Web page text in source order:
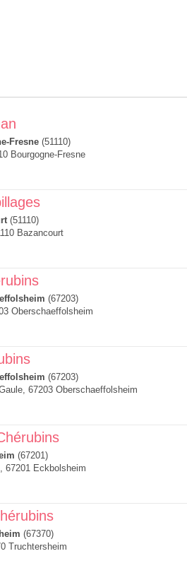
Fresne (51110)
Bourgogne-Fresne
(51110)
Bazancourt
(67203)
Oberschaeffolsheim
(67203)
67203 Oberschaeffolsheim
(67201)
67201 Eckbolsheim
(67370)
Truchtersheim